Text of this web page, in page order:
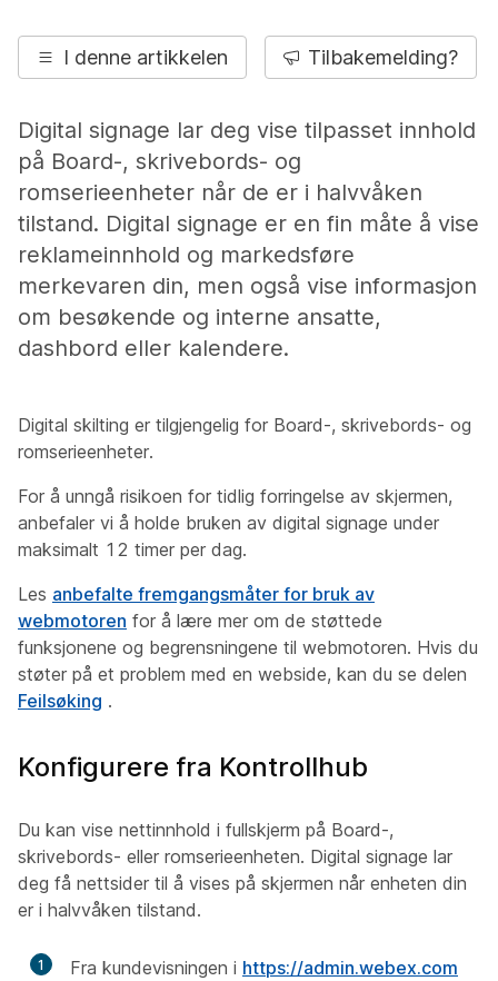
I denne artikkelen Tilbakemelding?
Digital signage lar deg vise tilpasset innhold
på Board-, skrivebords- og
romserieenheter når de er i halvvåken
tilstand. Digital signage er en fin måte å vise
reklameinnhold og markedsføre
merkevaren din, men også vise informasjon
om besøkende og interne ansatte,
dashbord eller kalendere.
Digital skilting er tilgjengelig for Board-, skrivebords- og
romserieenheter.
For å unngå risikoen for tidlig forringelse av skjermen,
anbefaler vi å holde bruken av digital signage under
maksimalt 12 timer per dag.
Les anbefalte fremgangsmåter for bruk av
webmotoren for å lære mer om de støttede
funksjonene og begrensningene til webmotoren. Hvis du
støter på et problem med en webside, kan du se delen
Feilsøking .
Konfigurere fra Kontrollhub
Du kan vise nettinnhold i fullskjerm på Board-,
skrivebords- eller romserieenheten. Digital signage lar
deg få nettsider til å vises på skjermen når enheten din
er i halvvåken tilstand.
1 Fra kundevisningen i https://admin.webex.com